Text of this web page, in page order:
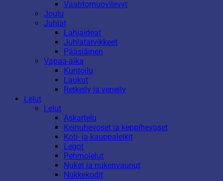
Vaahtomuovilevyt
Joulu
Juhlat
Lahjaideat
Juhlatarvikkeet
Pääsiäinen
Vapaa-aika
Kuntoilu
Laukut
Retkeily ja veneily
Lelut
Lelut
Askartelu
Keinuhevoset ja keppihevoset
Koti- ja kauppaleikit
Legot
Pehmolelut
Nuket ja nukenvaunut
Nukkekodit